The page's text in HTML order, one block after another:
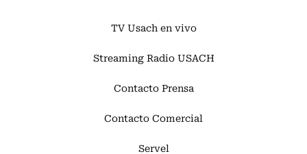
TV Usach en vivo
Streaming Radio USACH
Contacto Prensa
Contacto Comercial
Servel